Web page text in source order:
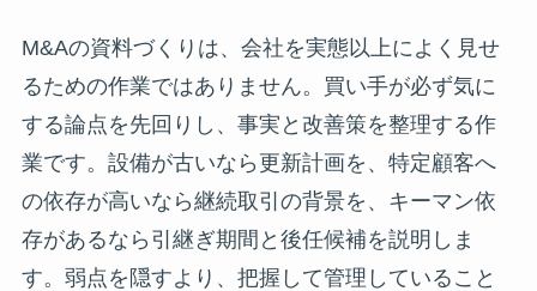
M&Aの資料づくりは、会社を実態以上によく見せ
るための作業ではありません。買い手が必ず気に
する論点を先回りし、事実と改善策を整理する作
業です。設備が古いなら更新計画を、特定顧客へ
の依存が高いなら継続取引の背景を、キーマン依
存があるなら引継ぎ期間と後任候補を説明しま
す。弱点を隠すより、把握して管理していること